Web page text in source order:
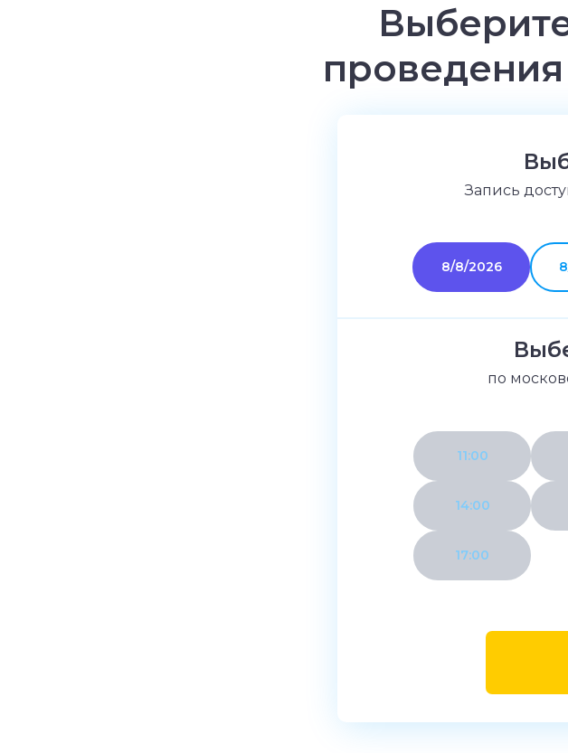
11:00
14:00
17:00
8/8/2026
проведения
Запись
по